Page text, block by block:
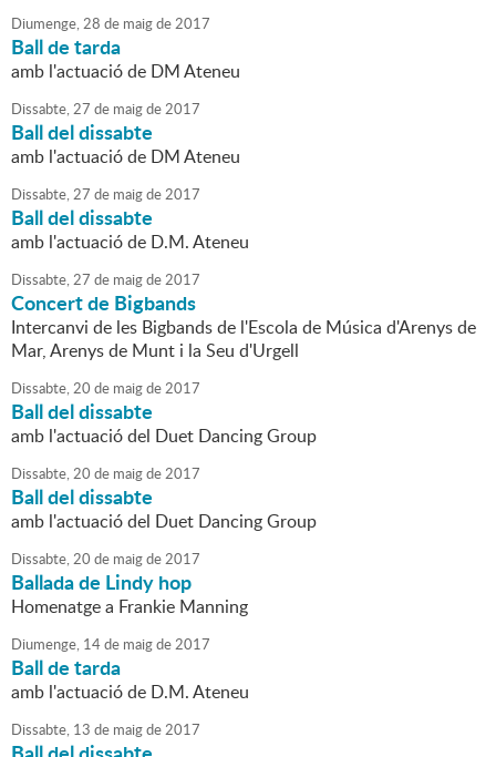
Diumenge,28 de maigde2017
Ball de tarda
amb l'actuació de DM Ateneu
Dissabte,27 de maigde2017
Ball del dissabte
amb l'actuació de DM Ateneu
Dissabte,27 de maigde2017
Ball del dissabte
amb l'actuació de D.M. Ateneu
Dissabte,27 de maigde2017
Concert de Bigbands
Intercanvi de les Bigbands de l'Escola de Música d'Arenys de
Mar, Arenys de Munt i la Seu d'Urgell
Dissabte,20 de maigde2017
Ball del dissabte
amb l'actuació del Duet Dancing Group
Dissabte,20 de maigde2017
Ball del dissabte
amb l'actuació del Duet Dancing Group
Dissabte,20 de maigde2017
Ballada de Lindy hop
Homenatge a Frankie Manning
Diumenge, 14de maigde2017
Ball de tarda
amb l'actuació de D.M. Ateneu
Dissabte, 13 de maigde2017